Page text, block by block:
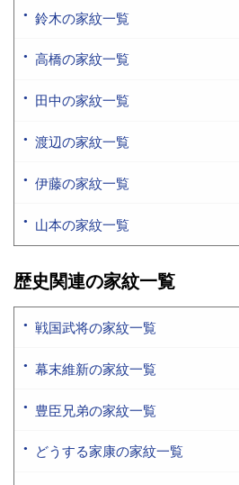
鈴木の家紋一覧
高橋の家紋一覧
田中の家紋一覧
渡辺の家紋一覧
伊藤の家紋一覧
山本の家紋一覧
歴史関連の家紋一覧
戦国武将の家紋一覧
幕末維新の家紋一覧
豊臣兄弟の家紋一覧
どうする家康の家紋一覧